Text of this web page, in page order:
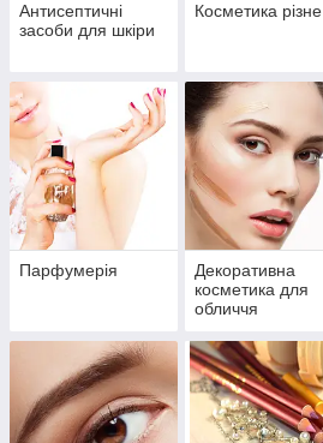
Антисептичні
засоби для шкіри
Косметика різне
Парфумерія
Декоративна
косметика для
обличчя